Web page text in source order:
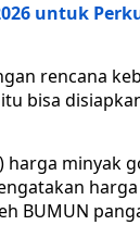
untuk
rencana
bisa
minyak
BUMUN